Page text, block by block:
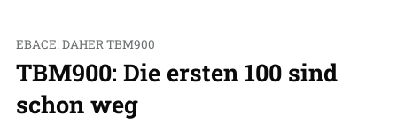
EBACE: DAHER TBM900
TBM900: Die ersten 100 sind
schon weg